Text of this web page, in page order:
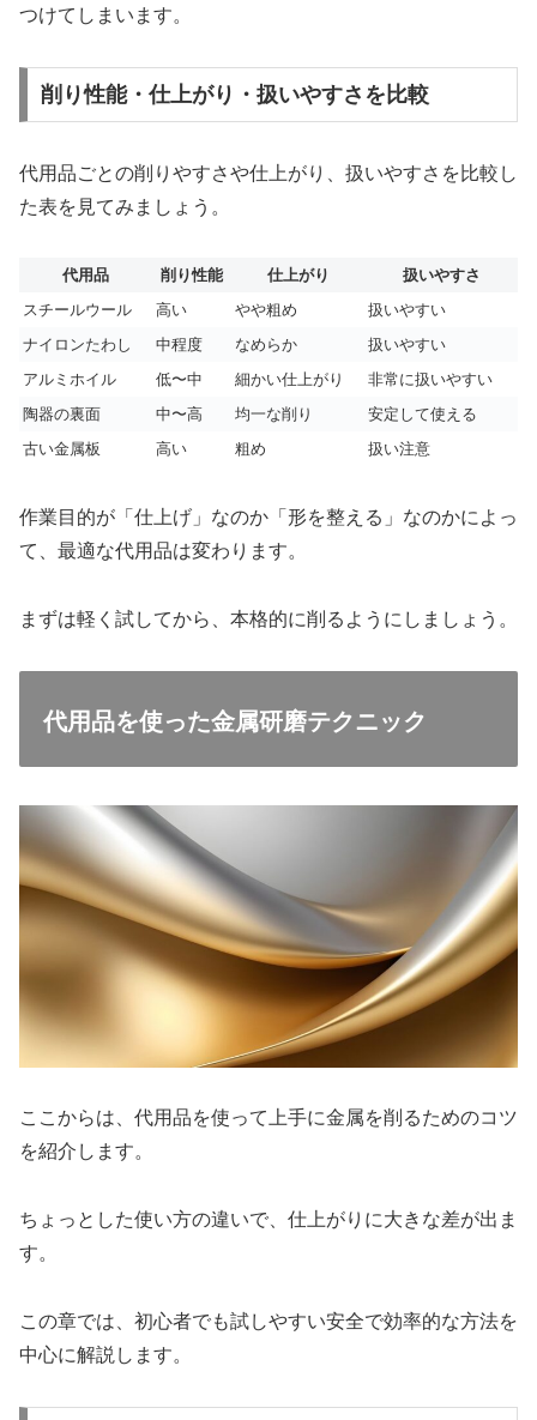
つけてしまいます。
削り性能・仕上がり・扱いやすさを比較
代用品ごとの削りやすさや仕上がり、扱いやすさを比較し
た表を見てみましょう。
代用品 削り性能 仕上がり
扱いやすさ
スチールウール
高い やや粗め
扱いやすい
ナイロンたわし
中程度 なめらか
扱いやすい
アルミホイル
低〜中 細かい仕上がり
非常に扱いやすい
陶器の裏面
中〜高 均一な削り
安定して使える
古い金属板
高い 粗め 扱い注意
作業目的が「仕上げ」なのか「形を整える」なのかによっ
て、最適な代用品は変わります。
まずは軽く試してから、本格的に削るようにしましょう。
代用品を使った金属研磨テクニック
ここからは、代用品を使って上手に金属を削るためのコツ
を紹介します。
ちょっとした使い方の違いで、仕上がりに大きな差が出ま
す。
この章では、初心者でも試しやすい安全で効率的な方法を
中心に解説します。